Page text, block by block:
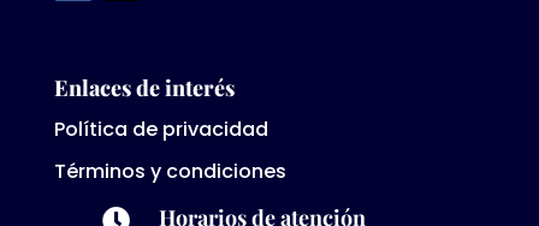
Enlaces de interés
Política de privacidad
Términos y condiciones
Horarios de atención